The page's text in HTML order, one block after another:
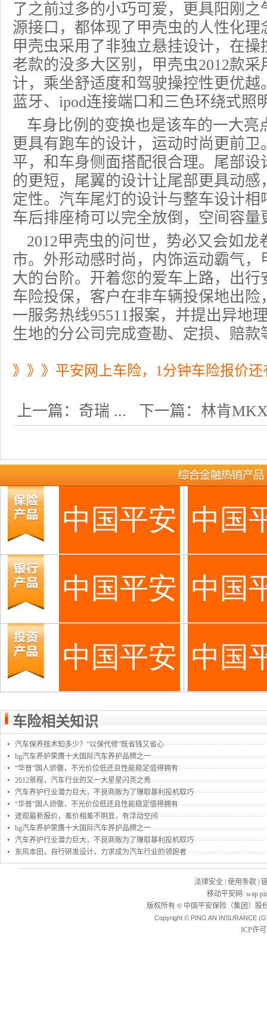
了之前过多的小巧可爱，更具阳刚
源接口，都体现了甲壳虫的人性化
甲壳虫采用了非独立悬挂设计，在
老款的没多大区别，甲壳虫2012款
计，乘坐舒适度和驾驶操控性更优
蓝牙、ipod连接端口和三色环绕式照
车身比例的变换也是该车的一大亮
更具有跑车的设计，运动时尚更前
平，和车身侧面搭配很合理。尾部
的更短，尾翼的设计让尾部更具动
定性。汽车尾灯的设计与整车设计
车后排座椅可以完全放倒，空间容量
2012甲壳虫的问世，势必又会如
市。外形动感时尚，内饰运动霸气
大的台阶。开着您的爱车上路，出行
车险投保，客户在非车辆投保地出
一服务热线95511报案，并提出异地
生地的分公司完成查勘、定损、赔款
》》》平安网上车险，1分钟车险报价
上一篇： 奇瑞 ... 下一篇： 林肯
车险相关知识
汽车保养技术知多少？“以保代修”既省钱又省心
bg汽车养护荣膺十大国际汽车养护品牌之一
“华普”国人骄傲，不光价位低还且性能稳定值得拥有
2012景程，汽车行业的又一大星星闪亮之秀
汽车养护行业潜力巨大，不良商贩为了赚取暴利投机取巧
“华普”国人骄傲，不光价位低还且性能稳定值得拥有
途观最新报价，差价相差不明显，有浮动空间
bg汽车养护荣膺十大国际汽车养护品牌之一
汽车养护行业潜力巨大，不良商贩为了赚取暴利投机取巧
东风本田，自行研发设计，力求成为汽车行业的领跑者
法律安全 使用条款
移动平安网 :
版权所有 ©中国平安保险（集团）股
Copyright © PING AN INSURANCE
ICP许